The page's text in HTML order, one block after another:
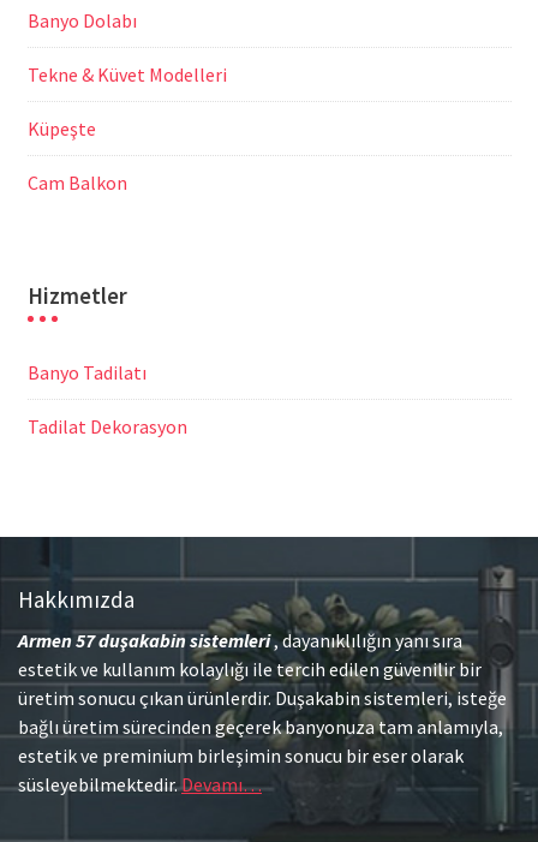
Banyo Dolabı
Tekne & Küvet Modelleri
Küpeşte
Cam Balkon
Hizmetler
Banyo Tadilatı
Tadilat Dekorasyon
Hakkımızda
Armen 57duşakabin sistemleri, dayanıklılığın yanı sıra
estetik ve kullanım kolaylığı ile tercih edilen güvenilir bir
üretim sonucu çıkan ürünlerdir. Duşakabin sistemleri, isteğe
bağlı üretim sürecinden geçerek banyonuza tam anlamıyla,
estetik ve preminium birleşimin sonucu bir eser olarak
süsleyebilmektedir.Devamı…